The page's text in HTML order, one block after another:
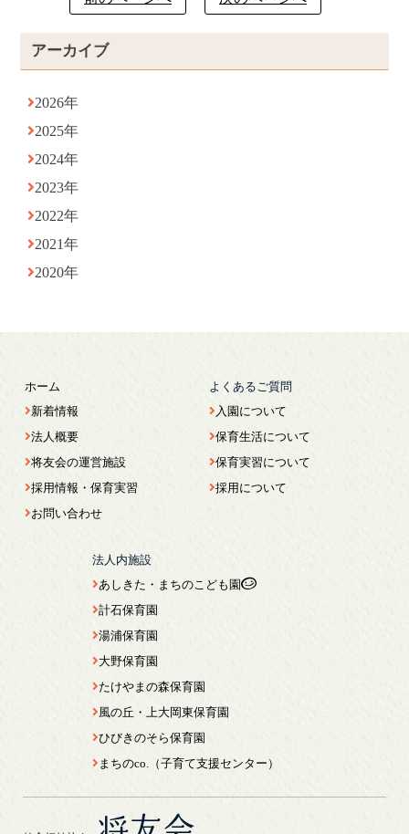
アーカイブ
2026年
2025年
2024年
2023年
2022年
2021年
2020年
ホーム
新着情報
法人概要
将友会の運営施設
採用情報・保育実習
お問い合わせ
よくあるご質問
入園について
保育生活について
保育実習について
採用について
法人内施設
あしきた・まちのこども園
計石保育園
湯浦保育園
大野保育園
たけやまの森保育園
風の丘・上大岡東保育園
ひびきのそら保育園
まちのco.（子育て支援センター）